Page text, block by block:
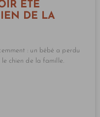
ÉTÉ
DE LA
: un bébé a perdu
chien de la famille.